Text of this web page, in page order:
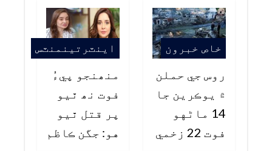
خاص خبرون
روس جي حملن
۾ يوڪرين جا
14 ماڻهو
فوت 22 زخمي
اينٽرتينمنٽس
منھنجو پيءُ
فوت نھ ٿيو
پر قتل ٿيو
هو: جگن ڪاظم